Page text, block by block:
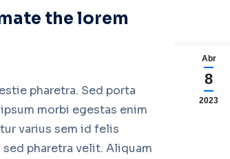
Abr
8
2023
the lorem
pharetra. Sed porta
morbi egestas enim
varius sem id felis
pharetra velit. Aliquam